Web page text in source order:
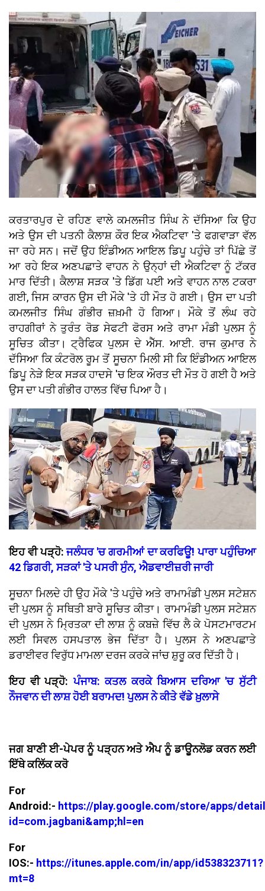
ਕਰਤਾਰਪੁਰ ਦੇ ਰਹਿਣ ਵਾਲੇ ਕਮਲਜੀਤ ਸਿੰਘ ਨੇ ਦੱਸਿਆ ਕਿ ਉਹ
ਅਤੇ ਉਸ ਦੀ ਪਤਨੀ ਕੈਲਾਸ਼ ਕੌਰ ਇਕ ਐਕਟਿਵਾ 'ਤੇ ਫਗਵਾੜਾ ਵੱਲ
ਜਾ ਰਹੇ ਸਨ। ਜਦੋਂ ਉਹ ਇੰਡੀਅਨ ਆਇਲ ਡਿਪੂ ਪਹੁੰਚੇ ਤਾਂ ਪਿੱਛੇ ਤੋਂ
ਆ ਰਹੇ ਇਕ ਅਣਪਛਾਤੇ ਵਾਹਨ ਨੇ ਉਨ੍ਹਾਂ ਦੀ ਐਕਟਿਵਾ ਨੂੰ ਟੱਕਰ
ਮਾਰ ਦਿੱਤੀ। ਕੈਲਾਸ਼ ਸੜਕ 'ਤੇ ਡਿੱਗ ਪਈ ਅਤੇ ਵਾਹਨ ਨਾਲ ਟਕਰਾ
ਗਈ, ਜਿਸ ਕਾਰਨ ਉਸ ਦੀ ਮੌਕੇ 'ਤੇ ਹੀ ਮੌਤ ਹੋ ਗਈ। ਉਸ ਦਾ ਪਤੀ
ਕਮਲਜੀਤ ਸਿੰਘ ਗੰਭੀਰ ਜ਼ਖ਼ਮੀ ਹੋ ਗਿਆ। ਮੌਕੇ ਤੋਂ ਲੰਘ ਰਹੇ
ਰਾਹਗੀਰਾਂ ਨੇ ਤੁਰੰਤ ਰੋਡ ਸੇਫਟੀ ਫੋਰਸ ਅਤੇ ਰਾਮਾ ਮੰਡੀ ਪੁਲਸ ਨੂੰ
ਸੂਚਿਤ ਕੀਤਾ। ਟ੍ਰੈਫਿਕ ਪੁਲਸ ਦੇ ਐੱਸ. ਆਈ. ਰਾਜ ਕੁਮਾਰ ਨੇ
ਦੱਸਿਆ ਕਿ ਕੰਟਰੋਲ ਰੂਮ ਤੋਂ ਸੂਚਨਾ ਮਿਲੀ ਸੀ ਕਿ ਇੰਡੀਅਨ ਆਇਲ
ਡਿਪੂ ਨੇੜੇ ਇਕ ਸੜਕ ਹਾਦਸੇ 'ਚ ਇਕ ਔਰਤ ਦੀ ਮੌਤ ਹੋ ਗਈ ਹੈ ਅਤੇ
ਉਸ ਦਾ ਪਤੀ ਗੰਭੀਰ ਹਾਲਤ ਵਿੱਚ ਪਿਆ ਹੈ।
ਇਹ ਵੀ ਪੜ੍ਹੋ:ਜਲੰਧਰ 'ਚ ਗਰਮੀਆਂ ਦਾ ਕਰਫਿਊ! ਪਾਰਾ ਪਹੁੰਚਿਆ
42 ਡਿਗਰੀ, ਸੜਕਾਂ 'ਤੇ ਪਸਰੀ ਸੁੰਨ, ਐਡਵਾਈਜ਼ਰੀ ਜਾਰੀ
ਸੂਚਨਾ ਮਿਲਦੇ ਹੀ ਉਹ ਮੌਕੇ 'ਤੇ ਪਹੁੰਚੇ ਅਤੇ ਰਾਮਾਮੰਡੀ ਪੁਲਸ ਸਟੇਸ਼ਨ
ਦੀ ਪੁਲਸ ਨੂੰ ਸਥਿਤੀ ਬਾਰੇ ਸੂਚਿਤ ਕੀਤਾ। ਰਾਮਾਮੰਡੀ ਪੁਲਸ ਸਟੇਸ਼ਨ
ਦੀ ਪੁਲਸ ਨੇ ਮ੍ਰਿਤਕਾ ਦੀ ਲਾਸ਼ ਨੂੰ ਕਬਜ਼ੇ ਵਿੱਚ ਲੈ ਕੇ ਪੋਸਟਮਾਰਟਮ
ਲਈ ਸਿਵਲ ਹਸਪਤਾਲ ਭੇਜ ਦਿੱਤਾ ਹੈ। ਪੁਲਸ ਨੇ ਅਣਪਛਾਤੇ
ਡਰਾਈਵਰ ਵਿਰੁੱਧ ਮਾਮਲਾ ਦਰਜ ਕਰਕੇ ਜਾਂਚ ਸ਼ੁਰੂ ਕਰ ਦਿੱਤੀ ਹੈ।
ਇਹ ਵੀ ਪੜ੍ਹੋ:ਪੰਜਾਬ: ਕਤਲ ਕਰਕੇ ਬਿਆਸ ਦਰਿਆ 'ਚ ਸੁੱਟੀ
ਨੌਜਵਾਨ ਦੀ ਲਾਸ਼ ਹੋਈ ਬਰਾਮਦ! ਪੁਲਸ ਨੇ ਕੀਤੇ ਵੱਡੇ ਖ਼ੁਲਾਸੇ
ਜਗ ਬਾਣੀ ਈ-ਪੇਪਰ ਨੂੰ ਪੜ੍ਹਨ ਅਤੇ ਐਪ ਨੂੰ ਡਾਊਨਲੋਡ ਕਰਨ ਲਈ
ਇੱਥੇ ਕਲਿੱਕ ਕਰੋ
For
Android:- https://play.google.com/store/apps/
id=com.jagbani&amp;hl=en
For
IOS:- https://itunes.apple.com/in/app/id538323711?
mt=8